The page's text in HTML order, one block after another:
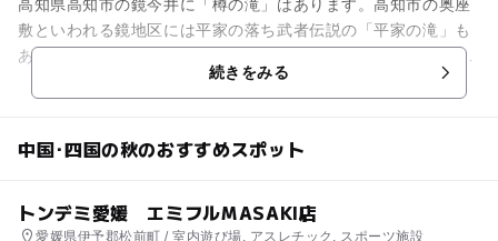
高知県高知市の鏡今井に「樽の滝」はあります。高知市の奥座
敷といわれる鏡地区には平家の落ち武者伝説の「平家の滝」も
あります。高知市内から車で約50分の場所にあります。鏡川ダ
ム湖の奥にあります鏡川の...続きをみる
中国･四国の秋のおすすめスポット
トンデミ愛媛 エミフルMASAKI店
愛媛県伊予郡松前町 / 室内遊び場, アスレチック, スポーツ施設